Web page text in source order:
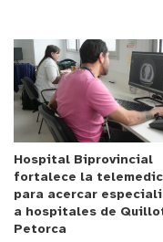
series borradas,
de humo,
para la
Según informaron
ocupaban de
que residían
puestos a
para ser
Hospital Biprovincial
fortalece la
para acercar
a hospitales de
Petorca